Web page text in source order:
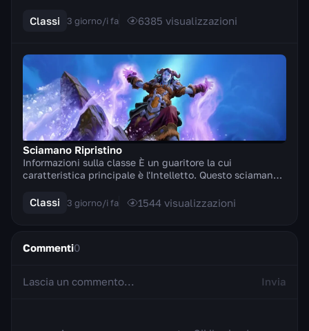
Classi 3 giorno/i fa 6385 visualizzazioni
Sciamano Ripristino
Informazioni sulla classe È un guaritore la cui
caratteristica principale è l'Intelletto. Questo sciamano
Classi 3 giorno/i fa 1544 visualizzazioni
Commenti0
Invia